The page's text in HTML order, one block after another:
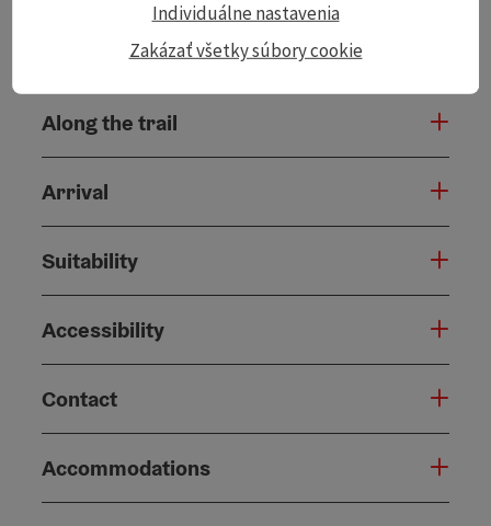
Tour and route information
Along the trail
Arrival
Suitability
Accessibility
Contact
Accommodations
Zakázať všetky súbory cookie
Individuálne nastavenia